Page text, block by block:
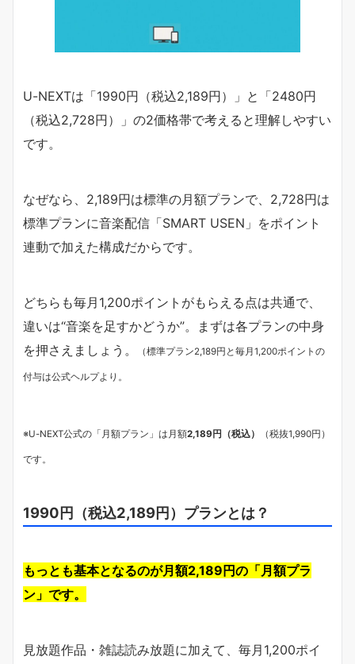
U-NEXTは「1990円（税込2,189円）」と「2480円
（税込2,728円）」の2価格帯で考えると理解しやすい
です。
なぜなら、2,189円は標準の月額プランで、2,728円は
標準プランに音楽配信「SMART USEN」をポイント
連動で加えた構成だからです。
どちらも毎月1,200ポイントがもらえる点は共通で、
違いは“音楽を足すかどうか”。まずは各プランの中身
を押さえましょう。
（標準プラン2,189円と毎月1,200ポイントの
付与は公式ヘルプより。
※U-NEXT公式の「月額プラン」は月額2,189円（税込） （税抜1,990円）
です。
1990円（税込2,189円）プランとは？
もっとも基本となるのが月額2,189円の「月額プラ
ン」です。
見放題作品・雑誌読み放題に加えて、毎月1,200ポイ